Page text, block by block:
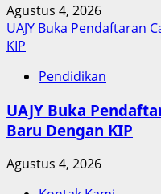
Agustus 4, 2026
UAJY Buka Pendaftaran
KIP
Pendidikan
UAJY Buka
Baru Dengan KIP
Agustus 4, 2026